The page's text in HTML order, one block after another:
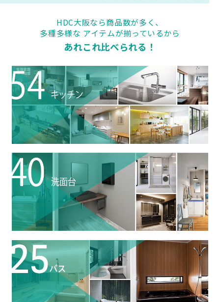
HDC HDC神戸
HDC大阪
ウェルビーみのお
HDC BOX
HDCジャーナル
WEBアンケート お問い合わせ
HDC大阪なら商品数が多く、
多種多様な アイテムが揃っているから
あれこれ比べられる！